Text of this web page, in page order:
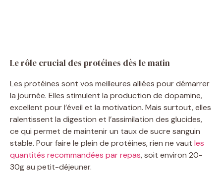
Le rôle crucial des protéines dès le matin
Les protéines sont vos meilleures alliées pour démarrer
la journée. Elles stimulent la production de dopamine,
excellent pour l’éveil et la motivation. Mais surtout, elles
ralentissent la digestion et l’assimilation des glucides,
ce qui permet de maintenir un taux de sucre sanguin
stable. Pour faire le plein de protéines, rien ne vaut les
quantités recommandées par repas, soit environ 20-
30g au petit-déjeuner.